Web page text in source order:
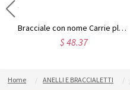
Bracciale con nome Carrie placcato oro 18k a doppio scopo
$ 48.37
Home ANELLI E BRACCIALETTI